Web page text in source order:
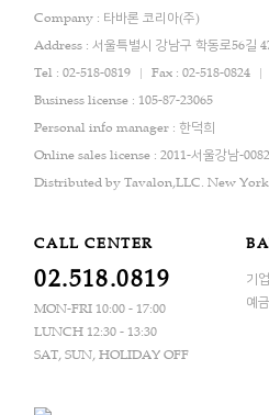
Company : 타바론 코리아(주)
Address : 서울특별시 강남구 학동로56길
Tel : 02-518-0819
Fax : 02-518-0824
Business license : 105-87-23065
Personal info manager : 한덕희
Online sales license : 2011-서울강남-
Distributed by Tavalon,LLC. New
CALL CENTER
02.518.0819
MON-FRI 10:00 - 17:00
LUNCH 12:30 - 13:30
SAT, SUN, HOLIDAY OFF
기
예